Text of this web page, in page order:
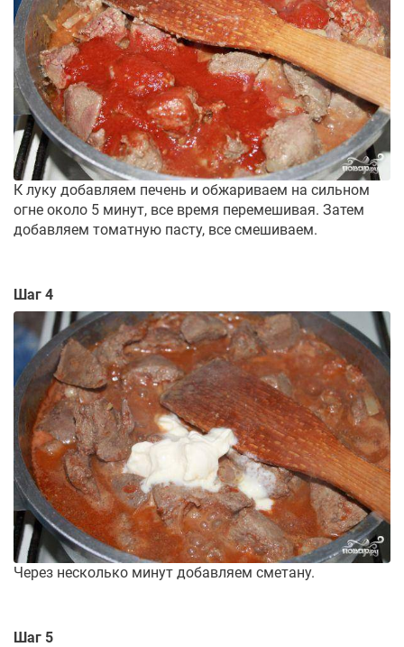
К луку добавляем печень и обжариваем на сильном
огне около 5 минут, все время перемешивая. Затем
добавляем томатную пасту, все смешиваем.
Шаг 4
Через несколько минут добавляем сметану.
Шаг 5